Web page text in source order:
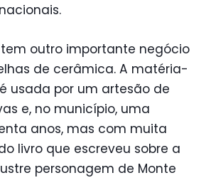
outro importante negócio
de cerâmica. A matéria-
usada por um artesão de
e, no município, uma
anos, mas com muita
livro que escreveu sobre a
personagem de Monte